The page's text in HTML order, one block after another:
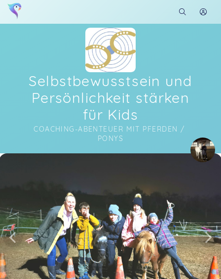
Selbstbewusstsein und
Persönlichkeit stärken
für Kids
COACHING-ABENTEUER MIT PFERDEN /
PONYS